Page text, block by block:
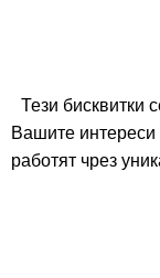
Тези бисквитки
Вашите интереси
работят чрез